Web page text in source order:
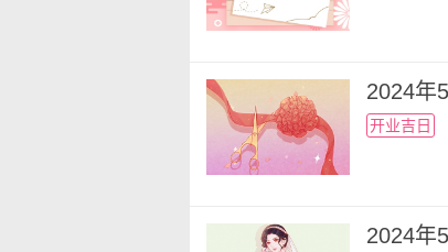
【阴历】二零二四年四
【搬家吉时】癸未时13
【喜神】西北
2024年
开业吉日
2024年